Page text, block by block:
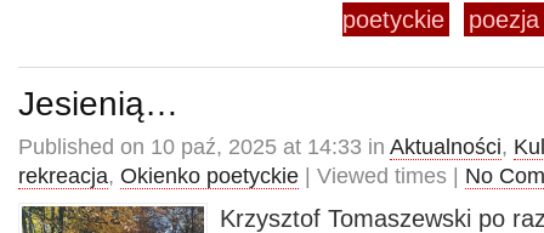
poetyckie poezja
Jesienią…
Published on 10 paź, 2025 at 14:33 in Aktualności,
rekreacja, Okienko poetyckie | Viewed times | No
Krzysztof Tomaszewski po